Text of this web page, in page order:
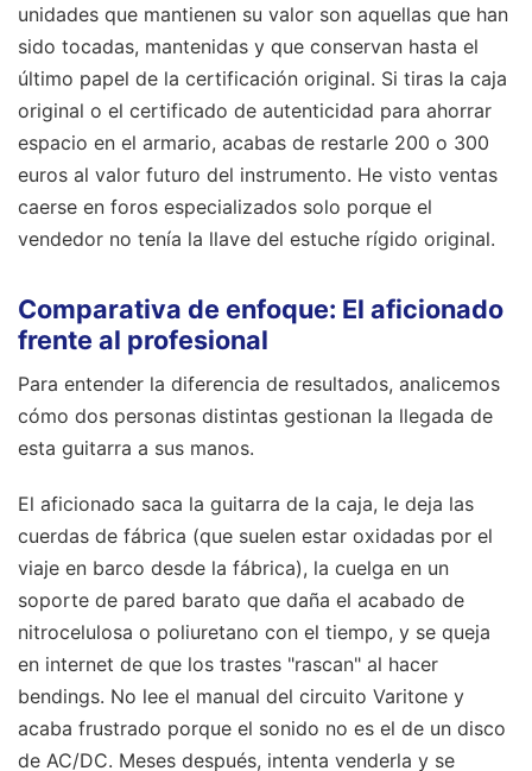
unidades que mantienen su valor son aquellas que han
sido tocadas, mantenidas y que conservan hasta el
último papel de la certificación original. Si tiras la caja
original o el certificado de autenticidad para ahorrar
espacio en el armario, acabas de restarle 200 o 300
euros al valor futuro del instrumento. He visto ventas
caerse en foros especializados solo porque el
vendedor no tenía la llave del estuche rígido original.
Comparativa de enfoque: El aficionado
frente al profesional
Para entender la diferencia de resultados, analicemos
cómo dos personas distintas gestionan la llegada de
esta guitarra a sus manos.
El aficionado saca la guitarra de la caja, le deja las
cuerdas de fábrica (que suelen estar oxidadas por el
viaje en barco desde la fábrica), la cuelga en un
soporte de pared barato que daña el acabado de
nitrocelulosa o poliuretano con el tiempo, y se queja
en internet de que los trastes "rascan" al hacer
bendings. No lee el manual del circuito Varitone y
acaba frustrado porque el sonido no es el de un disco
de AC/DC. Meses después, intenta venderla y se